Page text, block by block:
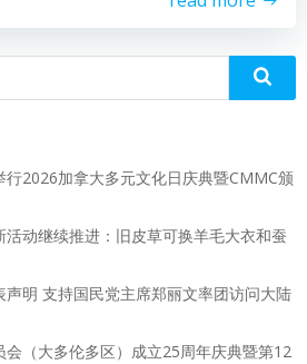
行2026加拿大多元文化日庆典暨CMMC颁
动继续推进：旧皮草可换羊毛大衣和蚕
明 支持国民党主席郑丽文率团访问大陆
（大多伦多区）成立25周年庆典暨第12